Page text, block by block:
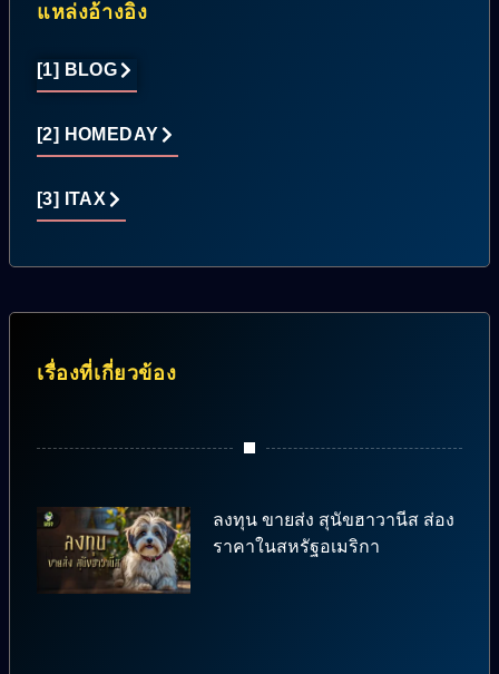
แหล่งอ้างอิง
[1] BLOG
[2] HOMEDAY
[3] ITAX
เรื่องที่เกี่ยวข้อง
ลงทุน ขายส่ง สุนัขฮาวานีส ส่อง
ราคาในสหรัฐอเมริกา